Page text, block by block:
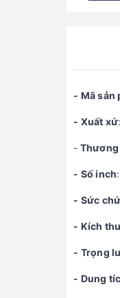
- Mã sản
- Xuất xứ
- Thương
- Số inch
- Sức
- Kích
- Trọng
- Dung